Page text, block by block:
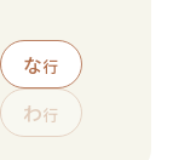
な行
わ行